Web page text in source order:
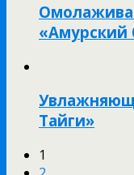
«Амурский
Тайги»
1